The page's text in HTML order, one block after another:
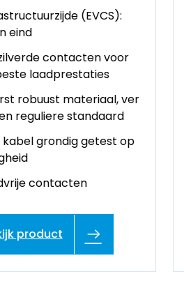
(EVCS):
eind
contacten voor
laadprestaties
robuust materiaal, ver
reguliere standaard
kabel grondig getest op
contacten
product